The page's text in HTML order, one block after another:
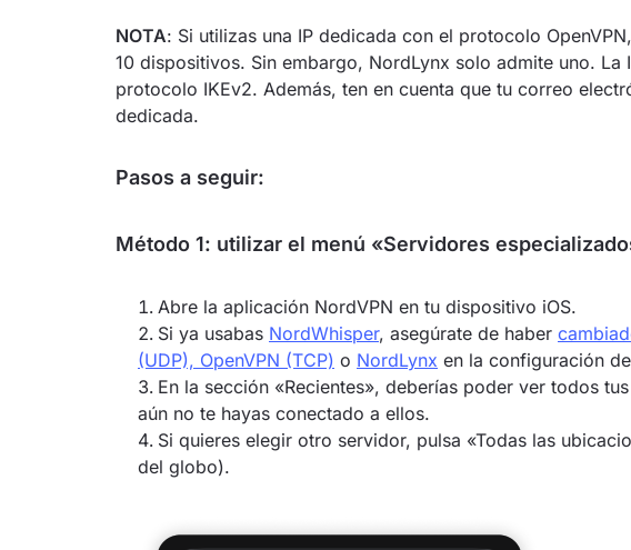
NOTA: Si utilizas una IP dedicada con el protocolo
10 dispositivos. Sin embargo, NordLynx solo admite uno.
protocolo IKEv2. Además, ten en cuenta que tu correo
dedicada.
Pasos a seguir:
Método 1: utilizar el menú «Servidores
Abre la aplicación NordVPN en tu dispositivo iOS.
Si ya usabas NordWhisper, asegúrate de haber
(UDP), OpenVPN (TCP) o NordLynx en la configuración
En la sección «Recientes», deberías poder ver todos
aún no te hayas conectado a ellos.
Si quieres elegir otro servidor, pulsa «Todas las
del globo).